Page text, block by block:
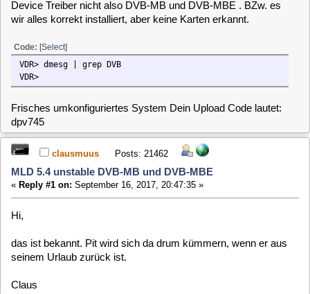
Code:[Select]
VDR> dmesg | grep DVB
Frisches umkonfiguriertes System Dein Upload Code lautet:
dpv745
MLD 5.4 unstable DVB-MB und DVB-MBE
«Reply #1 on:
Hi,
das ist bekannt. Pit wird sich da drum kümmern, wenn er aus
seinem Urlaub zurück ist.
MLD 5.4 unstable DVB-MB und DVB-MBE
«Reply #2 on:September 16, 2017, 23:48:28 »
Ok. Danke.